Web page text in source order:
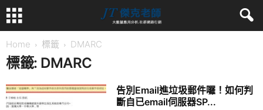
Home 標籤 DMARC
標籤: DMARC
告別Email進垃圾郵件囉！如何判
斷自已email伺服器SP...